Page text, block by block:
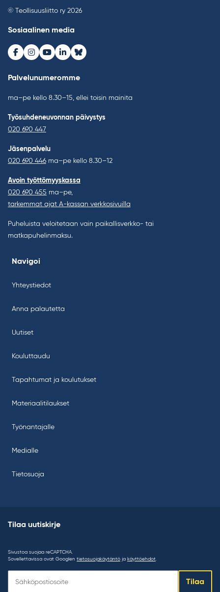
© Teollisuusliitto ry 2026
Sosiaalinen media
Facebook
Instagram
Youtube
LinkedInBluesky
Palvelunumeromme
ma–pe kello 8.30–15, ellei toisin mainita
Työsuhdeneuvonnan päivystys
020 690 447
Jäsenpalvelu
020 690 446 ma–pe kello 8.30–12
Avoin työttömyyskassa
020 690 455 ma–pe,
tarkemmat ajat A-kassan verkkosivuilla
Puheluista veloitetaan vain paikallisverkko- tai
matkapuhelinmaksu.
Navigoi
Yhteystiedot
Anna palautetta
Uutiset
Kouluttaudu
Tapahtumat ja koulutukset
Materiaalitilaukset
Työnantajalle
Medialle
Tietosuoja
Tilaa uutiskirje
Sivustoa suojaa reCAPTCHA.
Sovellettavissa ovat Googlen tietosuojakäytäntö ja käyttöehdot.
uutiskirje:
Tilaa